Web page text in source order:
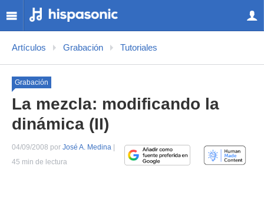
Artículos Grabación Tutoriales
Grabación
La mezcla: modificando la
dinámica (II)
04/09/2008 por José A. Medina
45 min de lectura